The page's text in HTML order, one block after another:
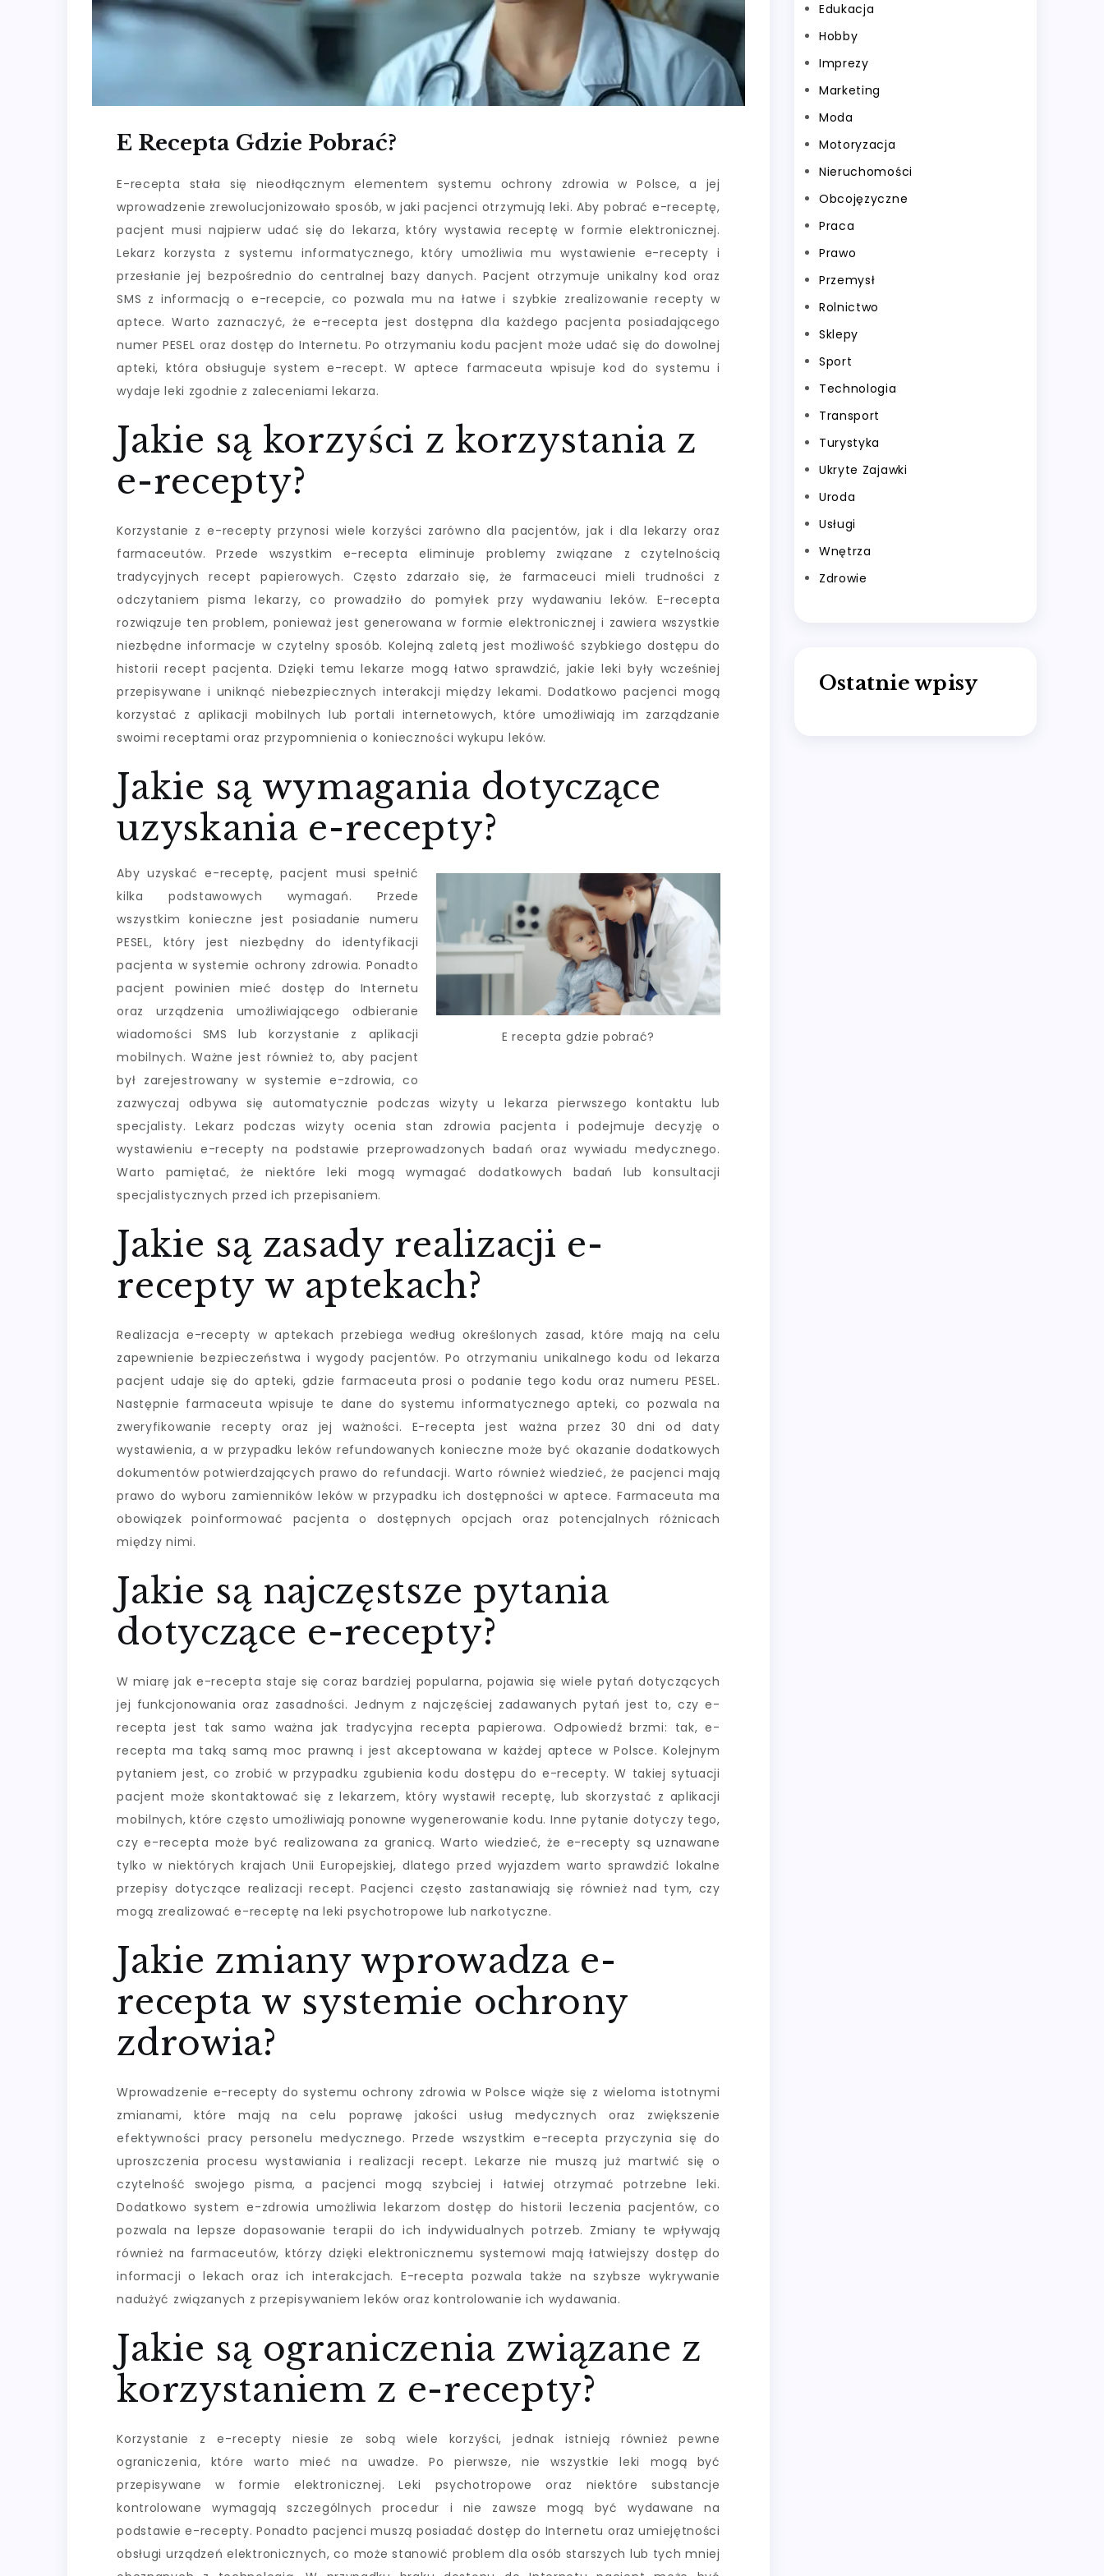
E Recepta Gdzie Pobrać?
E-recepta stała się nieodłącznym elementem systemu ochrony zdrowia w Polsce, a jej
wprowadzenie zrewolucjonizowało sposób, w jaki pacjenci otrzymują leki. Aby pobrać e-receptę,
pacjent musi najpierw udać się do lekarza, który wystawia receptę w formie elektronicznej.
Lekarz korzysta z systemu informatycznego, który umożliwia mu wystawienie e-recepty i
przesłanie jej bezpośrednio do centralnej bazy danych. Pacjent otrzymuje unikalny kod oraz
SMS z informacją o e-recepcie, co pozwala mu na łatwe i szybkie zrealizowanie recepty w
aptece. Warto zaznaczyć, że e-recepta jest dostępna dla każdego pacjenta posiadającego
numer PESEL oraz dostęp do Internetu. Po otrzymaniu kodu pacjent może udać się do dowolnej
apteki, która obsługuje system e-recept. W aptece farmaceuta wpisuje kod do systemu i
wydaje leki zgodnie z zaleceniami lekarza.
Jakie są korzyści z korzystania z
e-recepty?
Korzystanie z e-recepty przynosi wiele korzyści zarówno dla pacjentów, jak i dla lekarzy oraz
farmaceutów. Przede wszystkim e-recepta eliminuje problemy związane z czytelnością
tradycyjnych recept papierowych. Często zdarzało się, że farmaceuci mieli trudności z
odczytaniem pisma lekarzy, co prowadziło do pomyłek przy wydawaniu leków. E-recepta
rozwiązuje ten problem, ponieważ jest generowana w formie elektronicznej i zawiera wszystkie
niezbędne informacje w czytelny sposób. Kolejną zaletą jest możliwość szybkiego dostępu do
historii recept pacjenta. Dzięki temu lekarze mogą łatwo sprawdzić, jakie leki były wcześniej
przepisywane i uniknąć niebezpiecznych interakcji między lekami. Dodatkowo pacjenci mogą
korzystać z aplikacji mobilnych lub portali internetowych, które umożliwiają im zarządzanie
swoimi receptami oraz przypomnienia o konieczności wykupu leków.
Jakie są wymagania dotyczące
uzyskania e-recepty?
E recepta gdzie pobrać?
Aby uzyskać e-receptę, pacjent musi spełnić
kilka podstawowych wymagań. Przede
wszystkim konieczne jest posiadanie numeru
PESEL, który jest niezbędny do identyfikacji
pacjenta w systemie ochrony zdrowia. Ponadto
pacjent powinien mieć dostęp do Internetu
oraz urządzenia umożliwiającego odbieranie
wiadomości SMS lub korzystanie z aplikacji
mobilnych. Ważne jest również to, aby pacjent
był zarejestrowany w systemie e-zdrowia, co
zazwyczaj odbywa się automatycznie podczas wizyty u lekarza pierwszego kontaktu lub
specjalisty. Lekarz podczas wizyty ocenia stan zdrowia pacjenta i podejmuje decyzję o
wystawieniu e-recepty na podstawie przeprowadzonych badań oraz wywiadu medycznego.
Warto pamiętać, że niektóre leki mogą wymagać dodatkowych badań lub konsultacji
specjalistycznych przed ich przepisaniem.
Jakie są zasady realizacji e-
recepty w aptekach?
Realizacja e-recepty w aptekach przebiega według określonych zasad, które mają na celu
zapewnienie bezpieczeństwa i wygody pacjentów. Po otrzymaniu unikalnego kodu od lekarza
pacjent udaje się do apteki, gdzie farmaceuta prosi o podanie tego kodu oraz numeru PESEL.
Następnie farmaceuta wpisuje te dane do systemu informatycznego apteki, co pozwala na
zweryfikowanie recepty oraz jej ważności. E-recepta jest ważna przez 30 dni od daty
wystawienia, a w przypadku leków refundowanych konieczne może być okazanie dodatkowych
dokumentów potwierdzających prawo do refundacji. Warto również wiedzieć, że pacjenci mają
prawo do wyboru zamienników leków w przypadku ich dostępności w aptece. Farmaceuta ma
obowiązek poinformować pacjenta o dostępnych opcjach oraz potencjalnych różnicach
między nimi.
Jakie są najczęstsze pytania
dotyczące e-recepty?
W miarę jak e-recepta staje się coraz bardziej popularna, pojawia się wiele pytań dotyczących
jej funkcjonowania oraz zasadności. Jednym z najczęściej zadawanych pytań jest to, czy e-
recepta jest tak samo ważna jak tradycyjna recepta papierowa. Odpowiedź brzmi: tak, e-
recepta ma taką samą moc prawną i jest akceptowana w każdej aptece w Polsce. Kolejnym
pytaniem jest, co zrobić w przypadku zgubienia kodu dostępu do e-recepty. W takiej sytuacji
pacjent może skontaktować się z lekarzem, który wystawił receptę, lub skorzystać z aplikacji
mobilnych, które często umożliwiają ponowne wygenerowanie kodu. Inne pytanie dotyczy tego,
czy e-recepta może być realizowana za granicą. Warto wiedzieć, że e-recepty są uznawane
tylko w niektórych krajach Unii Europejskiej, dlatego przed wyjazdem warto sprawdzić lokalne
przepisy dotyczące realizacji recept. Pacjenci często zastanawiają się również nad tym, czy
mogą zrealizować e-receptę na leki psychotropowe lub narkotyczne.
Jakie zmiany wprowadza e-
recepta w systemie ochrony
zdrowia?
Wprowadzenie e-recepty do systemu ochrony zdrowia w Polsce wiąże się z wieloma istotnymi
zmianami, które mają na celu poprawę jakości usług medycznych oraz zwiększenie
efektywności pracy personelu medycznego. Przede wszystkim e-recepta przyczynia się do
uproszczenia procesu wystawiania i realizacji recept. Lekarze nie muszą już martwić się o
czytelność swojego pisma, a pacjenci mogą szybciej i łatwiej otrzymać potrzebne leki.
Dodatkowo system e-zdrowia umożliwia lekarzom dostęp do historii leczenia pacjentów, co
pozwala na lepsze dopasowanie terapii do ich indywidualnych potrzeb. Zmiany te wpływają
również na farmaceutów, którzy dzięki elektronicznemu systemowi mają łatwiejszy dostęp do
informacji o lekach oraz ich interakcjach. E-recepta pozwala także na szybsze wykrywanie
nadużyć związanych z przepisywaniem leków oraz kontrolowanie ich wydawania.
Jakie są ograniczenia związane z
korzystaniem z e-recepty?
Korzystanie z e-recepty niesie ze sobą wiele korzyści, jednak istnieją również pewne
ograniczenia, które warto mieć na uwadze. Po pierwsze, nie wszystkie leki mogą być
przepisywane w formie elektronicznej. Leki psychotropowe oraz niektóre substancje
kontrolowane wymagają szczególnych procedur i nie zawsze mogą być wydawane na
podstawie e-recepty. Ponadto pacjenci muszą posiadać dostęp do Internetu oraz umiejętności
obsługi urządzeń elektronicznych, co może stanowić problem dla osób starszych lub tych mniej
Edukacja
Hobby
Imprezy
Marketing
Moda
Motoryzacja
Nieruchomości
Obcojęzyczne
Praca
Prawo
Przemysł
Rolnictwo
Sklepy
Sport
Technologia
Transport
Turystyka
Ukryte Zajawki
Uroda
Usługi
Wnętrza
Zdrowie
Ostatnie wpisy